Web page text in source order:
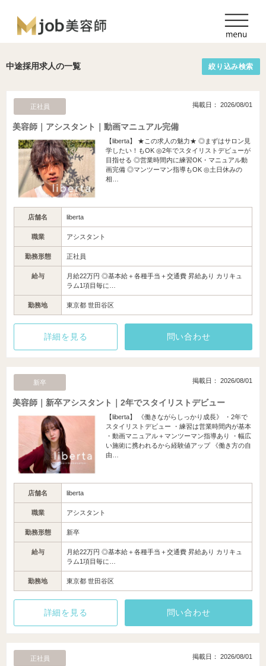
中途採用求人の一覧 絞り込み検索
正社員 掲載日： 2026/08/01
美容師｜アシスタント｜動画マニュアル完備
【liberta】 ★この求人の魅力★ ◎まずはサロン見
学したい！もOK ◎2年でスタイリストデビューが
目指せる ◎営業時間内に練習OK・マニュアル動
画完備 ◎マンツーマン指導もOK ◎土日休みの
相…
店舗名 liberta
職業 アシスタント
勤務形態 正社員
給与
月給22万円 ◎基本給＋各種手当＋交通費 昇給あり カリキュ
ラム1項目毎に…
勤務地 東京都 世田谷区
詳細を見る 問い合わせ
新卒 掲載日： 2026/08/01
美容師｜新卒アシスタント｜2年でスタイリストデビュー
【liberta】 《働きながらしっかり成長》 ・2年で
スタイリストデビュー ・練習は営業時間内が基本
・動画マニュアル＋マンツーマン指導あり ・幅広
い施術に携われるから経験値アップ 《働き方の自
由…
店舗名 liberta
職業 アシスタント
勤務形態 新卒
給与
月給22万円 ◎基本給＋各種手当＋交通費 昇給あり カリキュ
ラム1項目毎に…
勤務地 東京都 世田谷区
詳細を見る 問い合わせ
正社員 掲載日： 2026/08/01